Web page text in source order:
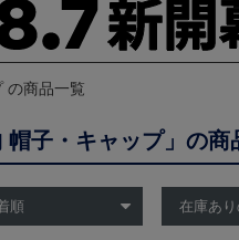
の商品一覧
帽子・キャップ」の商